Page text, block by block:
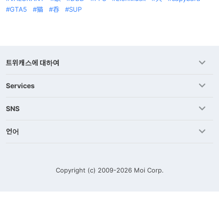
GTA5
猫 呑 SUP
트위캐스에 대하여
Services
SNS
언어
Copyright (c) 2009-2026 Moi Corp.